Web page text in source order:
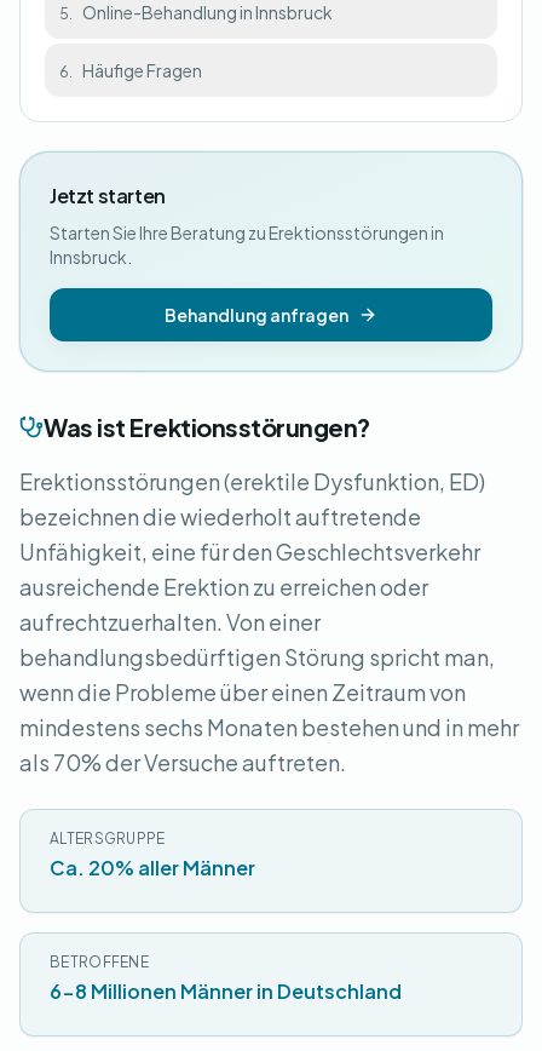
Was ist Erektionsstörungen?
Erektionsstörungen (erektile Dysfunktion, ED)
bezeichnen die wiederholt auftretende
Unfähigkeit, eine für den Geschlechtsverkehr
ausreichende Erektion zu erreichen oder
aufrechtzuerhalten. Von einer
behandlungsbedürftigen Störung spricht man,
wenn die Probleme über einen Zeitraum von
mindestens sechs Monaten bestehen und in mehr
als 70% der Versuche auftreten.
ALTERSGRUPPE
Ca. 20% aller Männer
BETROFFENE
6-8 Millionen Männer in Deutschland
5. Online-Behandlung in Innsbruck
6. Häufige Fragen
Jetzt starten
Starten Sie Ihre Beratung zu Erektionsstörungen in
Innsbruck.
Behandlung anfragen